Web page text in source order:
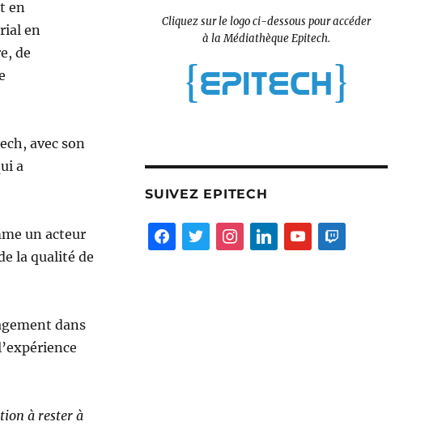
en
en
de
avec son
a
un acteur
la qualité de
dans
à rester à
Cliquez sur le logo ci-dessous pour accéder
à la Médiathèque Epitech.
SUIVEZ EPITECH
facebooktwitter instagramlinkedinyoutube twitch